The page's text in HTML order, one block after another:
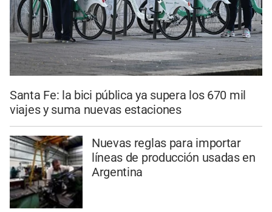
Santa Fe: la bici pública ya supera los 670 mil
viajes y suma nuevas estaciones
Nuevas reglas para importar
líneas de producción usadas en
Argentina